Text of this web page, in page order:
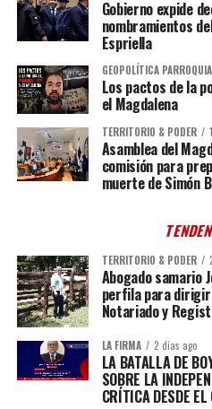
Gobierno expide
nombramientos
Espriella
GEOPOLÍTICA
Los pactos de la
el Magdalena
TERRITORIO & PODER
Asamblea del
comisión para
muerte de Simón
TERRITORIO & PODER
Abogado samario
perfila para dirigir
Notariado y
LA FIRMA 2 días ago
LA BATALLA DE
SOBRE LA
CRÍTICA DESDE